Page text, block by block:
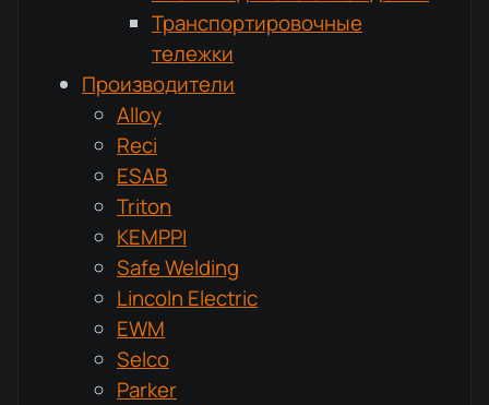
Транспортировочные
тележки
Производители
Alloy
Reci
ESAB
Triton
KEMPPI
Safe Welding
Lincoln Electric
EWM
Selco
Parker